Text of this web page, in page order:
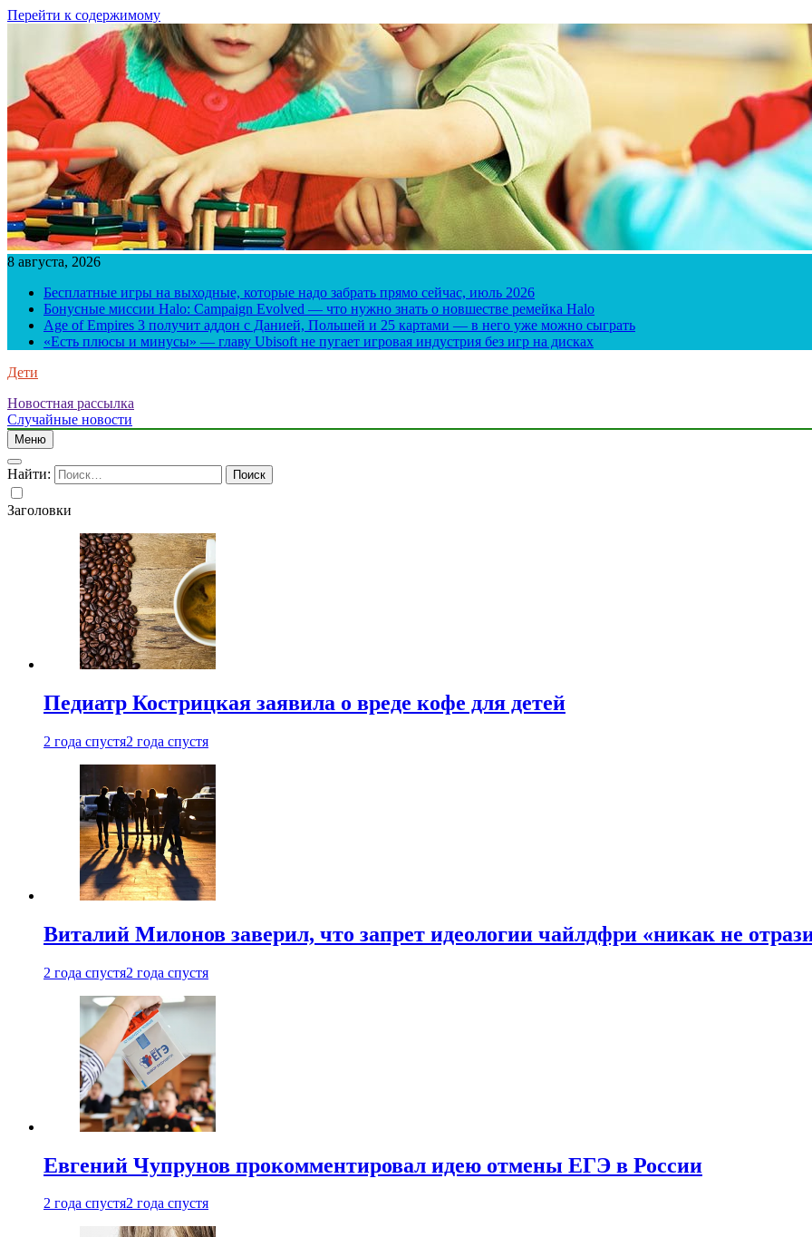
Перейти к содержимому
8 августа, 2026
Бесплатные игры на выходные, которые надо забрать прямо сейчас, июль 2026
Бонусные миссии Halo: Campaign Evolved — что нужно знать о новшестве ремейка Halo
Age of Empires 3 получит аддон с Данией, Польшей и 25 картами — в него уже можно сыграть
«Есть плюсы и минусы» — главу Ubisoft не пугает игровая индустрия без игр на дисках
Дети
Новостная рассылка
Случайные новости
Меню
Найти:
Заголовки
Педиатр Кострицкая заявила о вреде кофе для детей
2 года спустя2 года спустя
Виталий Милонов заверил, что запрет идеологии чайлдфри «никак не
2 года спустя2 года спустя
Евгений Чупрунов прокомментировал идею отмены ЕГЭ в России
2 года спустя2 года спустя